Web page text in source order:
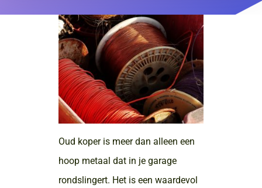
Oud koper is meer dan alleen een
hoop metaal dat in je garage
rondslingert. Het is een waardevol